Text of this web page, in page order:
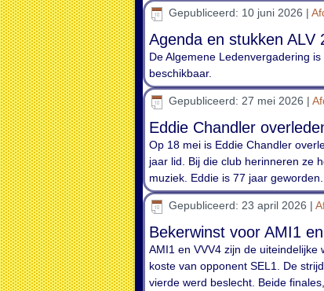
Gepubliceerd: 10 juni 2026 |
Agenda en stukken ALV
De Algemene Ledenvergadering
beschikbaar.
Gepubliceerd: 27 mei 2026 |
Eddie Chandler
Op 18 mei is Eddie Chandler
jaar lid. Bij die club herinneren ze
muziek. Eddie is 77 jaar geworden.
Gepubliceerd: 23 april 2026 |
Bekerwinst voor AMI1
AMI1 en VVV4 zijn de
koste van opponent SEL1. De
vierde werd beslecht. Beide